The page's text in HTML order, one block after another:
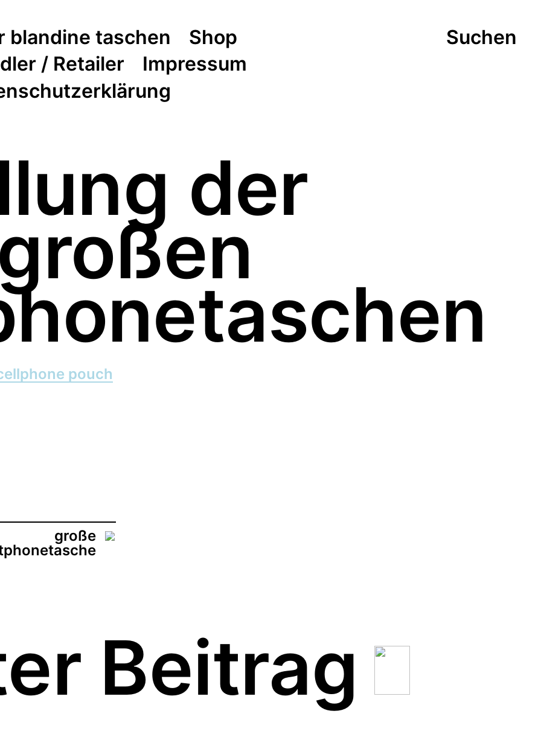
blandine taschen
Shop
/ Retailer
Impressum
Suchen
der
pouch
große
Beitrag